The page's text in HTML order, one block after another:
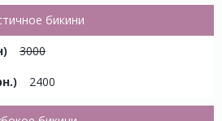
бикини
3000
2400